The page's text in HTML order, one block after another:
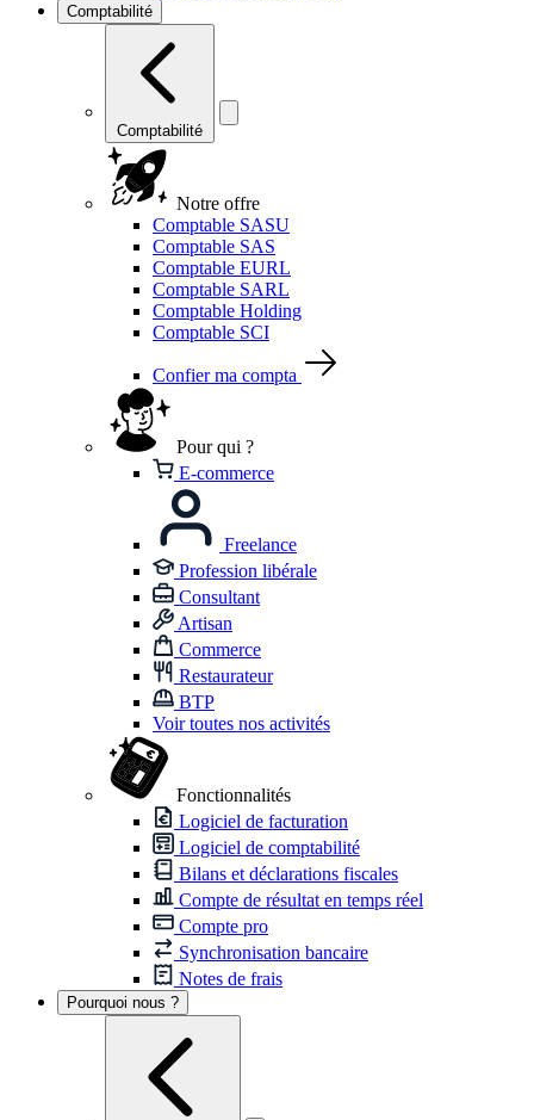
Comptabilité
Comptabilité
Notre offre
Comptable SASU
Comptable SAS
Comptable EURL
Comptable SARL
Comptable Holding
Comptable SCI
Confier ma compta
Pour qui ?
E-commerce
Freelance
Profession libérale
Consultant
Artisan
Commerce
Restaurateur
BTP
Voir toutes nos activités
Fonctionnalités
Logiciel de facturation
Logiciel de comptabilité
Bilans et déclarations fiscales
Compte de résultat en temps réel
Compte pro
Synchronisation bancaire
Notes de frais
Pourquoi nous ?